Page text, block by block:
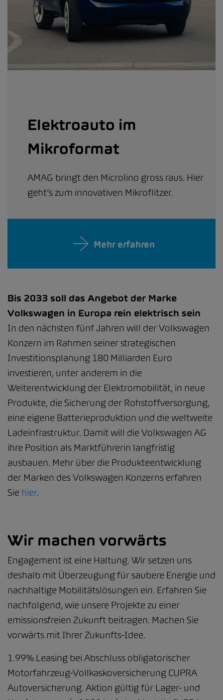
Elektroauto im
Mikroformat
AMAG bringt den Microlino gross raus. Hier
geht’s zum innovativen Mikroflitzer.
Mehr erfahren
Bis 2033 soll das Angebot der Marke
Volkswagen in Europa rein elektrisch sein
In den nächsten fünf Jahren will der Volkswagen
Konzern im Rahmen seiner strategischen
Investitionsplanung 180 Milliarden Euro
investieren, unter anderem in die
Weiterentwicklung der Elektromobilität, in neue
Produkte, die Sicherung der Rohstoffversorgung,
eine eigene Batterieproduktion und die weltweite
Ladeinfrastruktur. Damit will die Volkswagen AG
ihre Position als Marktführerin langfristig
ausbauen. Mehr über die Produkteentwicklung
der Marken des Volkswagen Konzerns erfahren
Sie hier.
Wir machen vorwärts
Engagement ist eine Haltung. Wir setzen uns
deshalb mit Überzeugung für saubere Energie und
nachhaltige Mobilitätslösungen ein. Erfahren Sie
nachfolgend, wie unsere Projekte zu einer
emissionsfreien Zukunft beitragen. Machen Sie
vorwärts mit Ihrer Zukunfts-Idee.
1.99% Leasing bei Abschluss obligatorischer
Motorfahrzeug-Vollkaskoversicherung CUPRA
Autoversicherung. Aktion gültig für Lager- und